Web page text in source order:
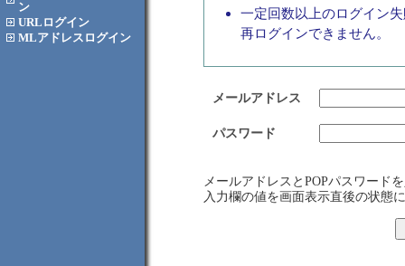
ン
URL ログイン
MLアドレス ログイン
一定回数以上のログイン
再ログインできません。
メールアドレス
パスワード
メールアドレスとPOPパスワード
入力欄の値を画面表示直後の状態